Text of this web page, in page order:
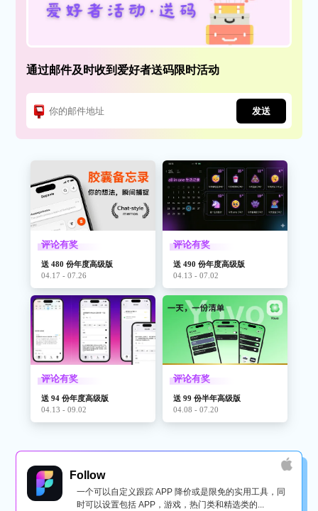
通过邮件及时收到爱好者送码限时活动
发送
评论有奖
送 480 份年度高级版
04.17 - 07.26
评论有奖
送 490 份年度高级版
04.13 - 07.02
评论有奖
送 94 份年度高级版
04.13 - 09.02
评论有奖
送 99 份半年高级版
04.08 - 07.20
Follow
一个可以自定义跟踪 APP 降价或是限免的实用工具，同
时可以设置包括 APP，游戏，热门类和精选类的...